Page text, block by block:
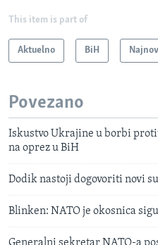
This item is part of
Aktuelno BiH
Povezano
Iskustvo Ukrajine u borbi
na oprez u BiH
Dodik nastoji dogovoriti novi
Blinken: NATO je okosnica